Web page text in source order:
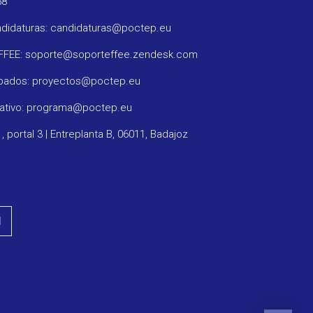
candidaturas@poctep.eu
soporte@soporteffee.zendesk.com
proyectos@poctep.eu
programa@poctep.eu
portal 3 | Entreplanta B, 06011, Badajoz